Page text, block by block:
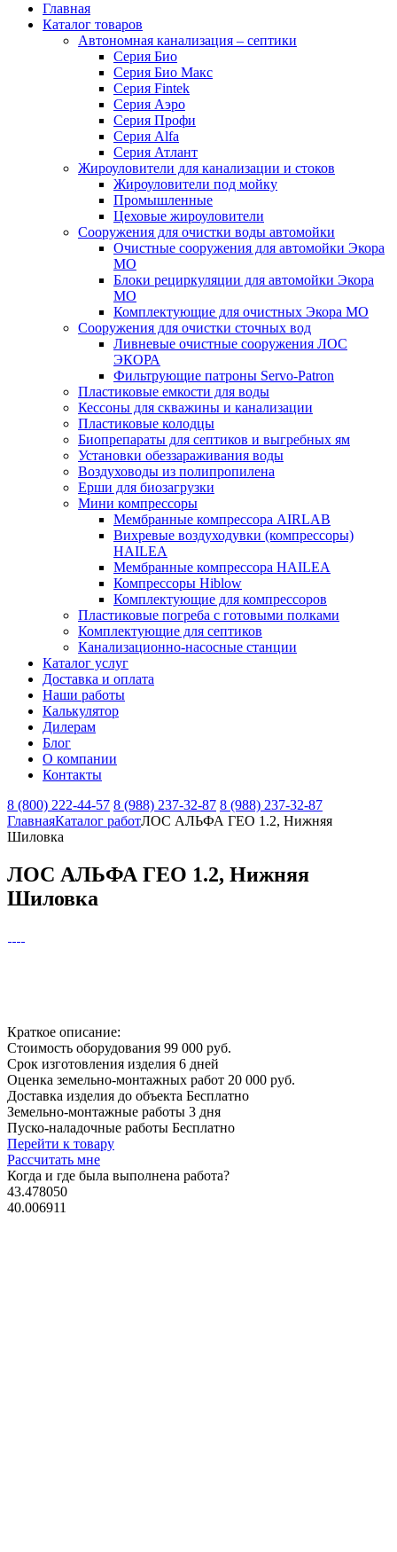
Главная
Каталог товаров
Автономная канализация – септики
Серия Био
Серия Био Макс
Серия Fintek
Серия Аэро
Серия Профи
Серия Alfa
Серия Атлант
Жироуловители для канализации и стоков
Жироуловители под мойку
Промышленные
Цеховые жироуловители
Сооружения для очистки воды автомойки
Очистные сооружения для автомойки Экора
МО
Блоки рециркуляции для автомойки Экора
МО
Комплектующие для очистных Экора МО
Сооружения для очистки сточных вод
Ливневые очистные сооружения ЛОС
ЭКОРА
Фильтрующие патроны Servo-Patron
Пластиковые емкости для воды
Кессоны для скважины и канализации
Пластиковые колодцы
Биопрепараты для септиков и выгребных ям
Установки обеззараживания воды
Воздуховоды из полипропилена
Ерши для биозагрузки
Мини компрессоры
Мембранные компрессора AIRLAB
Вихревые воздуходувки (компрессоры)
HAILEA
Мембранные компрессора HAILEA
Компрессоры Hiblow
Комплектующие для компрессоров
Пластиковые погреба с готовыми полками
Комплектующие для септиков
Канализационно-насосные станции
Каталог услуг
Доставка и оплата
Наши работы
Калькулятор
Дилерам
Блог
О компании
Контакты
8 (800) 222-44-57 8 (988) 237-32-87 8 (988) 237-32-87
ГлавнаяКаталог работЛОС АЛЬФА ГЕО 1.2, Нижняя
Шиловка
ЛОС АЛЬФА ГЕО 1.2, Нижняя
Шиловка
Краткое описание:
Стоимость оборудования 99 000 руб.
Срок изготовления изделия 6 дней
Оценка земельно-монтажных работ 20 000 руб.
Доставка изделия до объекта Бесплатно
Земельно-монтажные работы 3 дня
Пуско-наладочные работы Бесплатно
Перейти к товару
Рассчитать мне
Когда и где была выполнена работа?
43.478050
40.006911